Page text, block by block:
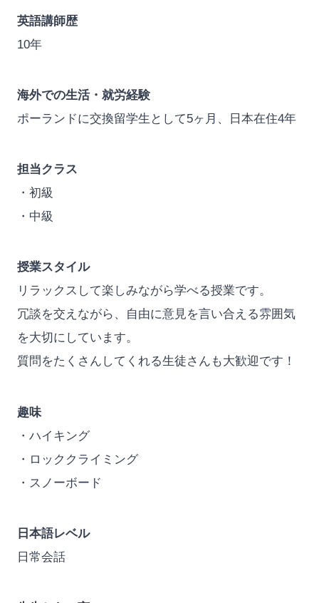
英語講師歴
10年
海外での生活・就労経験
ポーランドに交換留学生として5ヶ月、日本在住4年
担当クラス
・初級
・中級
授業スタイル
リラックスして楽しみながら学べる授業です。
冗談を交えながら、自由に意見を言い合える雰囲気
を大切にしています。
質問をたくさんしてくれる生徒さんも大歓迎です！
趣味
・ハイキング
・ロッククライミング
・スノーボード
日本語レベル
日常会話